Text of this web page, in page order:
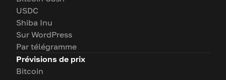
USDC
Shiba Inu
Sur WordPress
Par télégramme
Prévisions de prix
Bitcoin